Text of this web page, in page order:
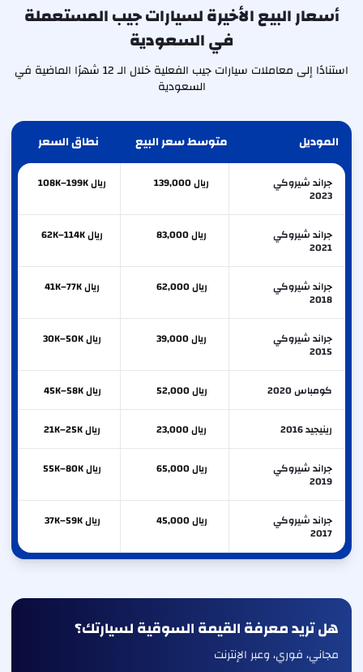
أسعار البيع الأخيرة لسيارات جيب المستعملة
في السعودية
استنادًا إلى معاملات سيارات جيب الفعلية خلال الـ 12 شهرًا الماضية في
السعودية
الموديل متوسط سعر البيع نطاق السعر
جراند شيروكي
2023
ريال 139,000 ريال 108K–199K
جراند شيروكي
2021
ريال 83,000 ريال 62K–114K
جراند شيروكي
2018
ريال 62,000 ريال 41K–77K
جراند شيروكي
2015
ريال 39,000 ريال 30K–50K
كومباس 2020 ريال 52,000 ريال 45K–58K
رينيجيد 2016 ريال 23,000 ريال 21K–25K
جراند شيروكي
2019
ريال 65,000 ريال 55K–80K
جراند شيروكي
2017
ريال 45,000 ريال 37K–59K
هل تريد معرفة القيمة السوقية لسيارتك؟
مجاني، فوري، وعبر الإنترنت